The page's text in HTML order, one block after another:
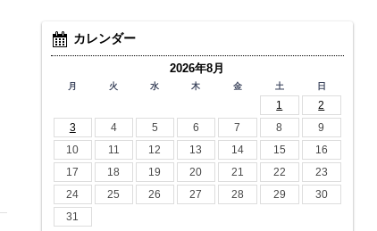
カレンダー
2026年8月
月 火 水 木 金 土 日
1
2
3
4 5 6 7 8
9
10
11 12 13 14 15
16
17
18 19 20 21 22
23
24
25 26 27 28 29
30
31